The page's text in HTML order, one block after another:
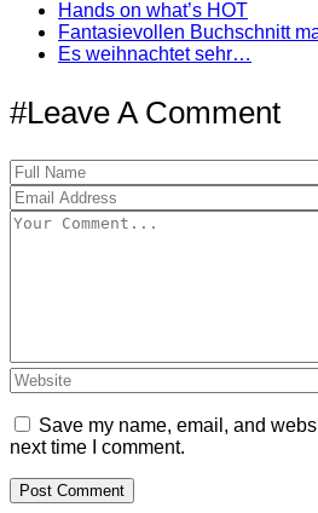
Hands on what’s HOT
Fantasievollen Buchschnitt
Es weihnachtet sehr…
#Leave A Comment
Save my name, email, and
next time I comment.